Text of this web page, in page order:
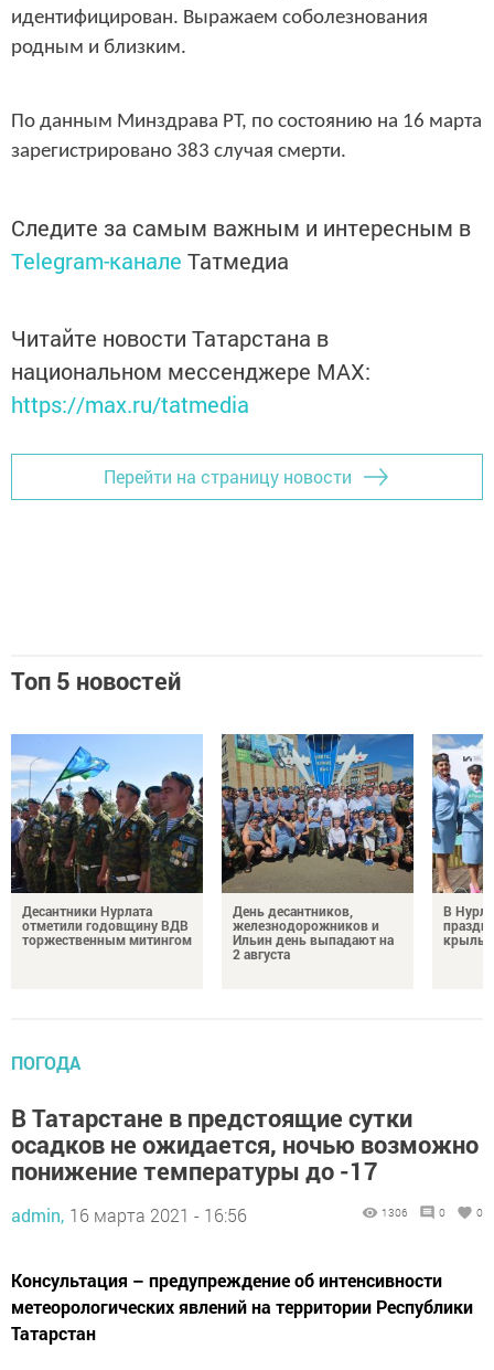
идентифицирован. Выражаем соболезнования
родным и близким.
По данным Минздрава РТ, по состоянию на 16 марта
зарегистрировано 383 случая смерти.
Следите за самым важным и интересным в
Telegram-канале Татмедиа
Читайте новости Татарстана в
национальном мессенджере MАХ:
https://max.ru/tatmedia
Перейти на страницу новости
Топ 5 новостей
Десантники Нурлата
отметили годовщину ВДВ
торжественным митингом
День десантников,
железнодорожников и
Ильин день выпадают на
2 августа
В
ПОГОДА
В Татарстане в предстоящие сутки
осадков не ожидается, ночью возможно
понижение температуры до -17
admin, 16 марта 2021 - 16:56 1306 0 0
Консультация – предупреждение об интенсивности
метеорологических явлений на территории Республики
Татарстан